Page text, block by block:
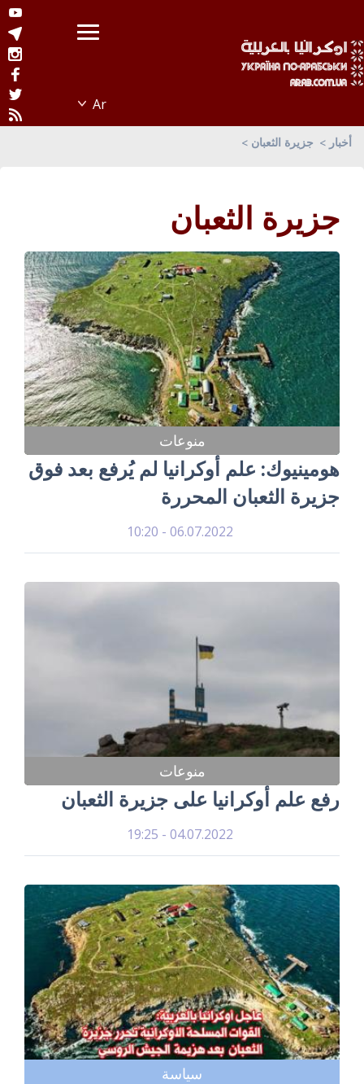
أخبار جزيرة الثعبان
جزيرة الثعبان
منوعات
هومينيوك: علم أوكرانيا لم يُرفع بعد فوق
جزيرة الثعبان المحررة
06.07.2022 - 10:20
منوعات
رفع علم أوكرانيا على جزيرة الثعبان
04.07.2022 - 19:25
سياسة